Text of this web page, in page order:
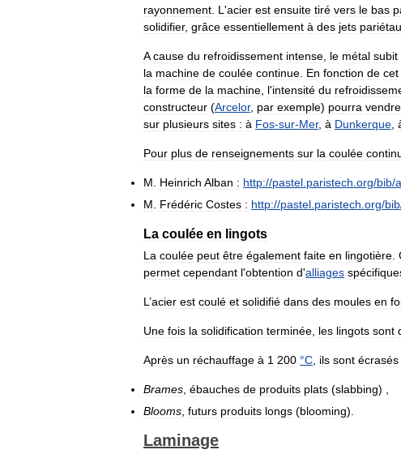
rayonnement L 'acier est ensuite tiré vers le bas
solidifier, grâce essentiellement à des jets
A cause du refroidissement intense le métal subit
la machine de coulée continue En fonction de cet
la forme de la machine l'intensité du
constructeur (Arcelor, par exemple) pourra vendre
sur plusieurs sites : à Fos-sur-Mer, à Dunkerque
Pour plus de renseignements sur la coulée
M Heinrich Alban : http://pastel paristech org/bib/
M
Frédéric Costes : http://pastel paristech org/bib
La coulée en lingots
La coulée peut être également faite en lingotière
permet cependant l'obtention d'alliages
L ’acier est coulé et solidifié dans des moules en
Une fois la solidification terminée les lingots sont
Après un réchauffage à 1 200 °C ils sont écrasés
Brames ébauches de produits plats (slabbing) ,
Blooms futurs produits longs (blooming).
Laminage